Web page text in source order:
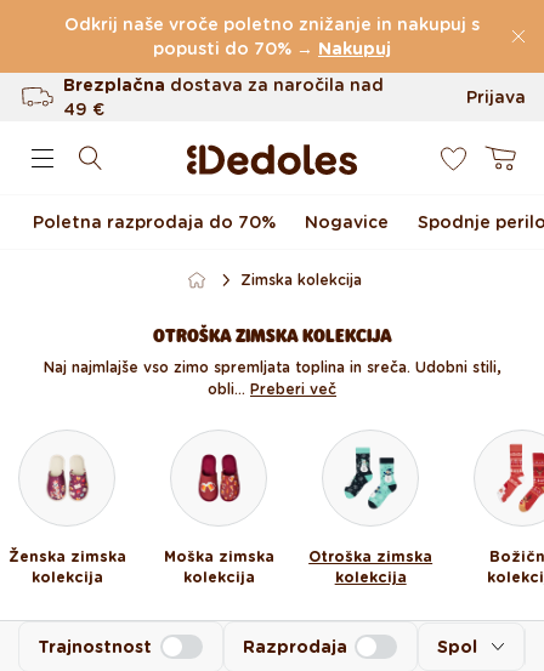
Preskoči na vsebino
Odkrij naše vroče poletno znižanje in nakupuj s
popusti do 70% → Nakupuj
(60.199 Ocen)
Brezplačna dostava za naročila nad
49 €
Do 100 dni za vračilo
Prijava
Košarica
Poletna razprodaja do 70% Nogavice Spodnje
Zimska kolekcija
OTROŠKA ZIMSKA KOLEKCIJA
Naj najmlajše vso zimo spremljata toplina in sreča. Udobni stili,
obli... Preberi več
Ženska zimska
kolekcija
Moška zimska
kolekcija
Otroška zimska
kolekcija
Spol
Trajnostnost Razprodaja